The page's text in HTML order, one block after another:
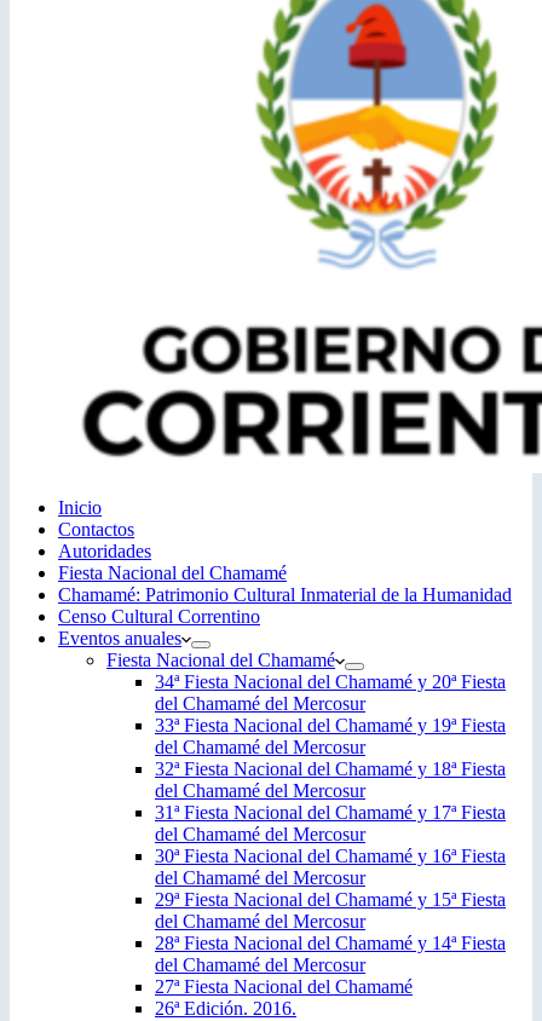
Inicio
Contactos
Autoridades
Fiesta Nacional del Chamamé
Chamamé: Patrimonio Cultural Inmaterial de la Humanidad
Censo Cultural Correntino
Eventos anuales
Fiesta Nacional del Chamamé
34ª Fiesta Nacional del Chamamé y 20ª Fiesta
del Chamamé del Mercosur
33ª Fiesta Nacional del Chamamé y 19ª Fiesta
del Chamamé del Mercosur
32ª Fiesta Nacional del Chamamé y 18ª Fiesta
del Chamamé del Mercosur
31ª Fiesta Nacional del Chamamé y 17ª Fiesta
del Chamamé del Mercosur
30ª Fiesta Nacional del Chamamé y 16ª Fiesta
del Chamamé del Mercosur
29ª Fiesta Nacional del Chamamé y 15ª Fiesta
del Chamamé del Mercosur
28ª Fiesta Nacional del Chamamé y 14ª Fiesta
del Chamamé del Mercosur
27ª Fiesta Nacional del Chamamé
26ª Edición. 2016.